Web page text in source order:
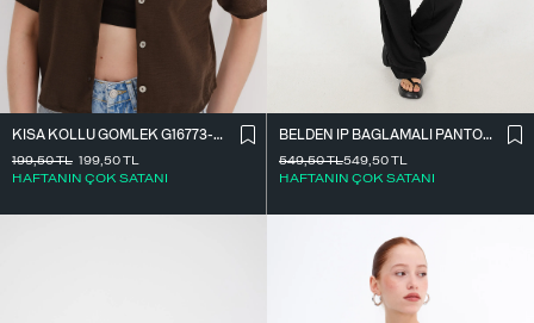
KISA KOLLU GÖMLEK G16773-Z8
199,50TL
HAFTANIN ÇOK SATANI
199,50TL
BELDEN İ̇P BAĞLAMALI PANTOLON PN16372-İ6
549,50TL
HAFTANIN ÇOK SATANI
549,50TL